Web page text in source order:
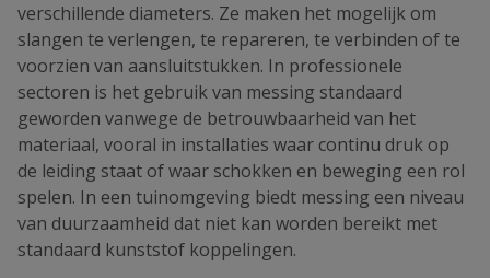
verschillende diameters. Ze maken het mogelijk om
slangen te verlengen, te repareren, te verbinden of te
voorzien van aansluitstukken. In professionele
sectoren is het gebruik van messing standaard
geworden vanwege de betrouwbaarheid van het
materiaal, vooral in installaties waar continu druk op
de leiding staat of waar schokken en beweging een rol
spelen. In een tuinomgeving biedt messing een niveau
van duurzaamheid dat niet kan worden bereikt met
standaard kunststof koppelingen.